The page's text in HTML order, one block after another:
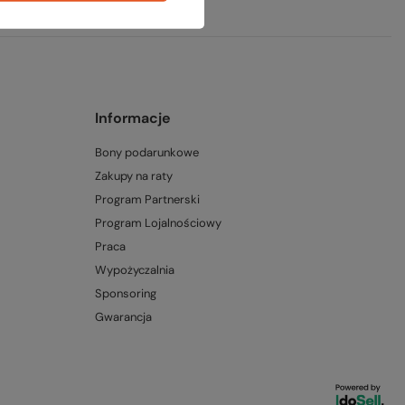
Informacje
Bony podarunkowe
Zakupy na raty
Program Partnerski
Program Lojalnościowy
Praca
Wypożyczalnia
Sponsoring
Gwarancja